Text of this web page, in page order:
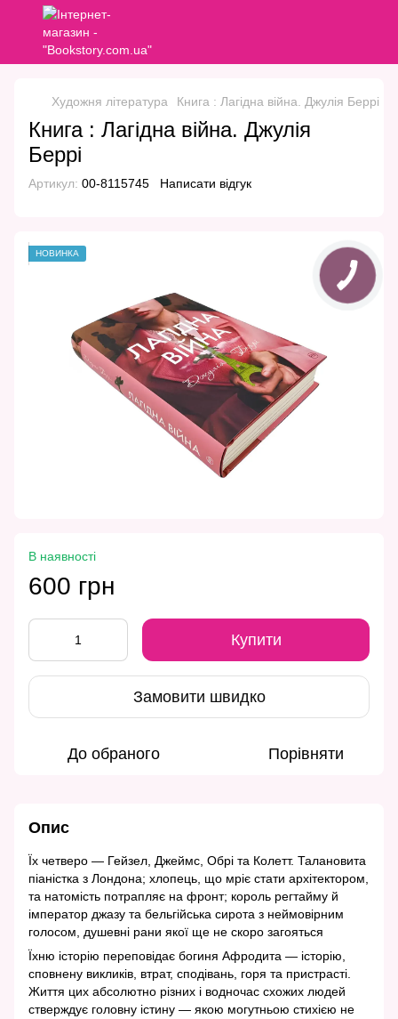
Художня література Книга : Лагідна війна. Джулія Беррі
Книга : Лагідна війна. Джулія
Беррі
Артикул: 00-8115745 Написати відгук
НОВИНКА
В наявності
600 грн
Купити
Замовити швидко
До обраного Порівняти
Опис
Їх четверо — Гейзел, Джеймс, Обрі та Колетт. Талановита
піаністка з Лондона; хлопець, що мріє стати архітектором,
та натомість потрапляє на фронт; король регтайму й
імператор джазу та бельгійська сирота з неймовірним
голосом, душевні рани якої ще не скоро загояться
Їхню історію переповідає богиня Афродита — історію,
сповнену викликів, втрат, сподівань, горя та пристрасті.
Життя цих абсолютно різних і водночас схожих людей
стверждує головну істину — якою могутньою стихією не